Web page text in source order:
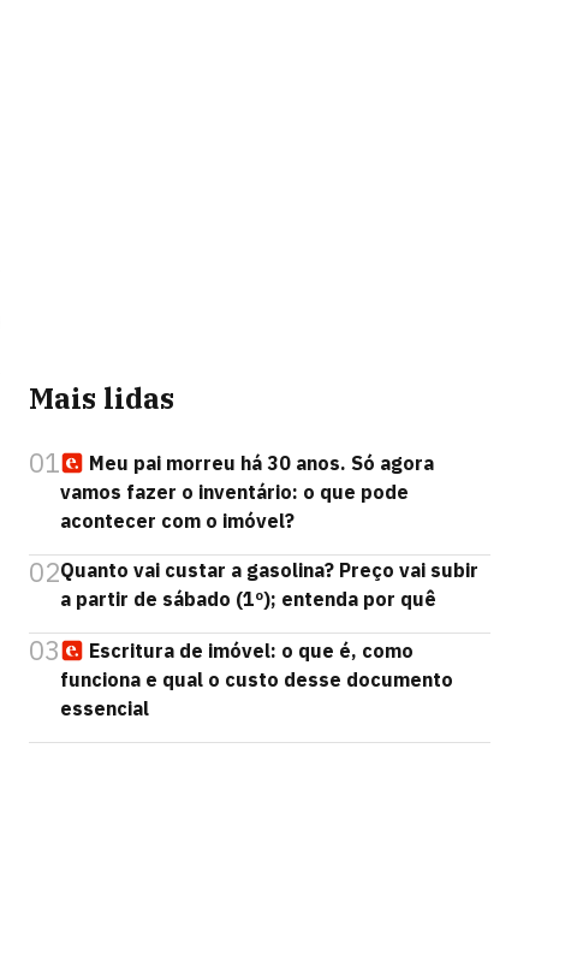
Mais lidas
01
Meu pai morreu há 30 anos. Só agora
vamos fazer o inventário: o que pode
acontecer com o imóvel?
02Quanto vai custar a gasolina? Preço vai subir
a partir de sábado (1º); entenda por quê
03
Escritura de imóvel: o que é, como
funciona e qual o custo desse documento
essencial